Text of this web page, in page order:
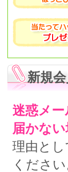
新規
迷惑メ
届かない
理由と
ください